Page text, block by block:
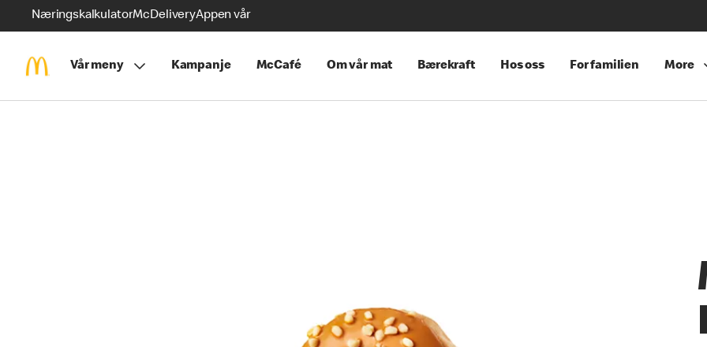
NæringskalkulatorMcDeliveryAppen vår
Vår meny Kampanje McCafé Om vår mat Bærekraft Hos oss For familien More